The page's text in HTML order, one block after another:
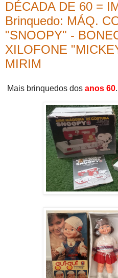
DÉCADA DE 60 =
Brinquedo: MÁQ.
"SNOOPY" -
XILOFONE
MIRIM
Mais brinquedos dos anos 60.